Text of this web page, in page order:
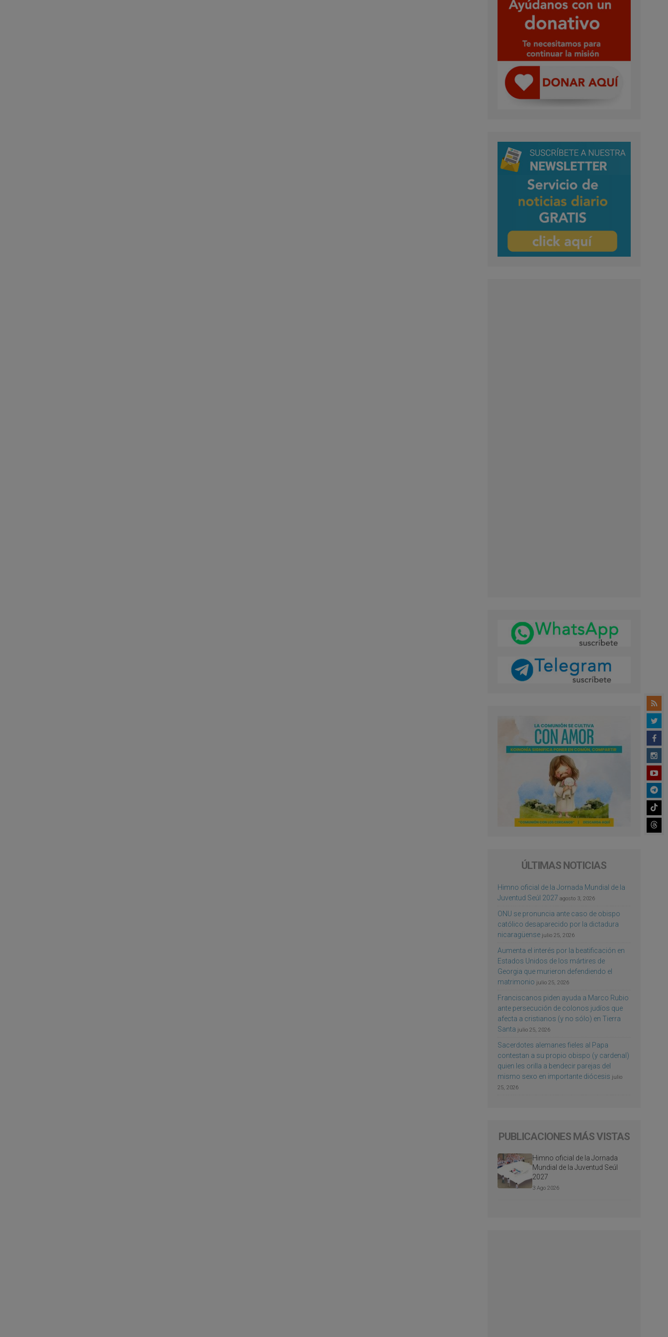
ÚLTIMAS NOTICIAS
Himno oficial de la Jornada Mundial de la
Juventud Seúl 2027 agosto 3, 2026
ONU se pronuncia ante caso de obispo
católico desaparecido por la dictadura
nicaragüense julio 25, 2026
Aumenta el interés por la beatificación en
Estados Unidos de los mártires de
Georgia que murieron defendiendo el
matrimonio julio 25, 2026
Franciscanos piden ayuda a Marco Rubio
ante persecución de colonos judíos que
afecta a cristianos (y no sólo) en Tierra
Santa julio 25, 2026
Sacerdotes alemanes fieles al Papa
contestan a su propio obispo (y cardenal)
quien les orilla a bendecir parejas del
mismo sexo en importante diócesis julio
25, 2026
PUBLICACIONES MÁS VISTAS
Himno oficial de la Jornada
Mundial de la Juventud Seúl
2027
3 Ago 2026